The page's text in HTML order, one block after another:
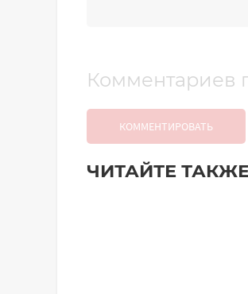
Комментариев
КОММЕНТИРОВАТЬ
ЧИТАЙТЕ ТАКЖЕ